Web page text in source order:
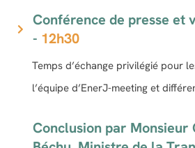
Conférence de presse et
- 12h30
Temps d’échange privilégié pour
l’équipe d’EnerJ-meeting et
Conclusion par Monsieur